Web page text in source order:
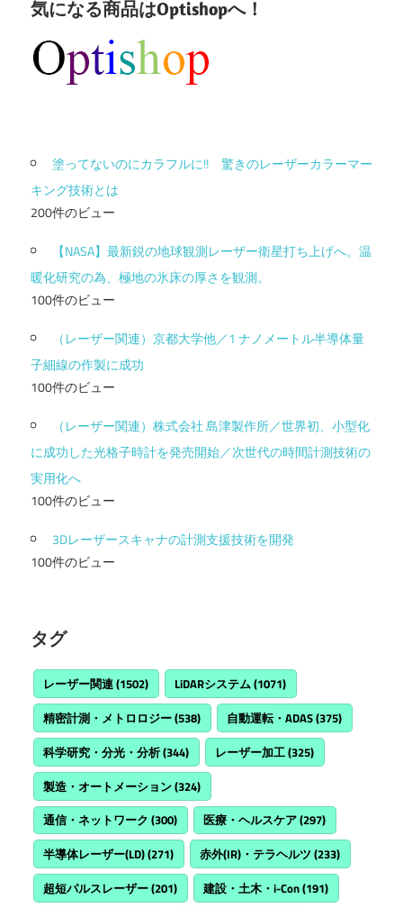
気になる商品はOptishopへ！
塗ってないのにカラフルに!! 驚きのレーザーカラーマー
キング技術とは
200件のビュー
【NASA】最新鋭の地球観測レーザー衛星打ち上げへ。温
暖化研究の為、極地の氷床の厚さを観測。
100件のビュー
（レーザー関連）京都大学他／1 ナノメートル半導体量
子細線の作製に成功
100件のビュー
（レーザー関連）株式会社 島津製作所／世界初、小型化
に成功した光格子時計を発売開始／次世代の時間計測技術の
実用化へ
100件のビュー
3Dレーザースキャナの計測支援技術を開発
100件のビュー
タグ
レーザー関連(1502) LiDARシステム(1071)
精密計測・メトロロジー(538) 自動運転・ADAS(375)
科学研究・分光・分析(344) レーザー加工(325)
製造・オートメーション(324)
通信・ネットワーク (300) 医療・ヘルスケア(297)
半導体レーザー(LD)(271) 赤外(IR)・テラヘルツ (233)
超短パルスレーザー(201) 建設・土木・i-Con(191)